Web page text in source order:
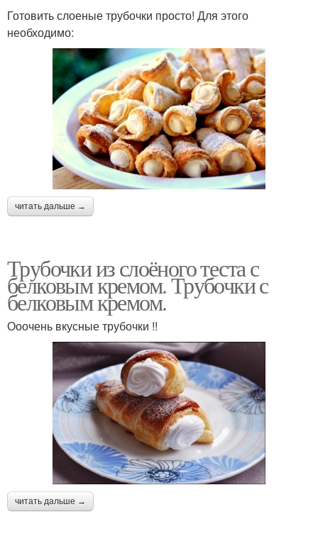
Готовить слоеные трубочки просто! Для этого
необходимо:
читать дальше →
Трубочки из слоёного теста с
белковым кремом. Трубочки с
белковым кремом.
Ооочень вкусные трубочки !!
читать дальше →